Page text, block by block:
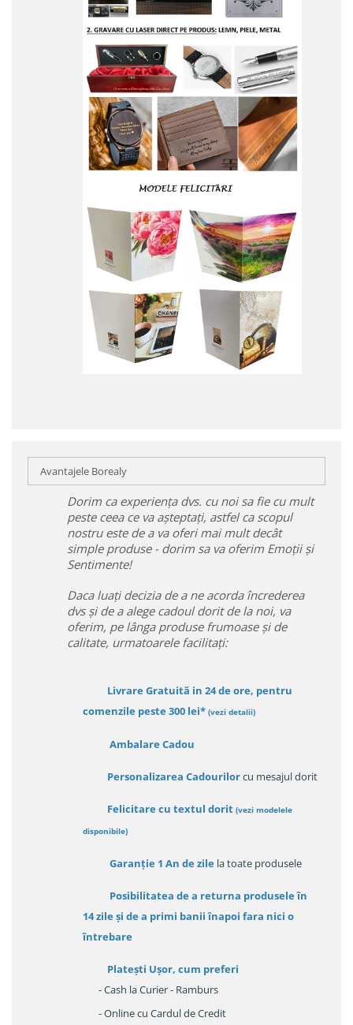
Avantajele Borealy
Dorim ca experiența dvs. cu noi sa fie cu mult
peste ceea ce va așteptați, astfel ca scopul
nostru este de a va oferi mai mult decât
simple produse - dorim sa va oferim Emoții și
Sentimente!
Daca luați decizia de a ne acorda încrederea
dvs și de a alege cadoul dorit de la noi, va
oferim, pe lânga produse frumoase și de
calitate, urmatoarele facilitați:
Livrare Gratuită in 24 de ore, pentru
comenzile peste 300 lei* (vezi detalii)
Ambalare Cadou
Personalizarea Cadourilorcu mesajul dorit
Felicitare cu textul dorit (vezi modelele
disponibile)
Garanție 1 An de zile la toate produsele
Posibilitatea de a returna produsele în
14 zileși de a primi banii înapoi fara nici o
întrebare
Platești Ușor, cum preferi
- Cash la Curier - Ramburs
- Online cu Cardul de Credit